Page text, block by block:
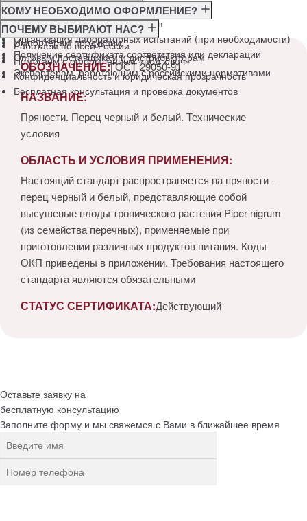
Консультация по требованиям ГОСТ
Подготовка и подача документов
Организация лабораторных испытаний (при необходимости)
Получение сертификата соответствия или декларации
КОМУ НЕОБХОДИМО ОФОРМЛЕНИЕ?
Производителям
Импортёрам продукции
Оптовым поставщикам и дистрибьюторам
Экспортёрам, работающим с российскими нормативами
ПОЧЕМУ ВЫБИРАЮТ НАС?
Работаем по всей России
Помогаем с оформлением «под ключ»
Конфиденциальность и юридическая прозрачность
Бесплатная консультация и проверка документов
ОБОЗНАЧЕНИЕ:ГОСТ 29050-91
НАЗВАНИЕ:
Пряности. Перец черный и белый. Технические
условия
ОБЛАСТЬ И УСЛОВИЯ ПРИМЕНЕНИЯ:
Настоящий стандарт распространяется на пряности -
перец черный и белый, представляющие собой
высушеные плоды тропического растения Piper nigrum
(из семейства перечных), применяемые при
приготовлении различных продуктов питания. Коды
ОКП приведены в приложении. Требования настоящего
стандарта являются обязательными
СТАТУС СЕРТИФИКАТА:Действующий
Оставьте заявку на
бесплатную консультацию
Заполните форму и мы свяжемся с Вами в ближайшее время